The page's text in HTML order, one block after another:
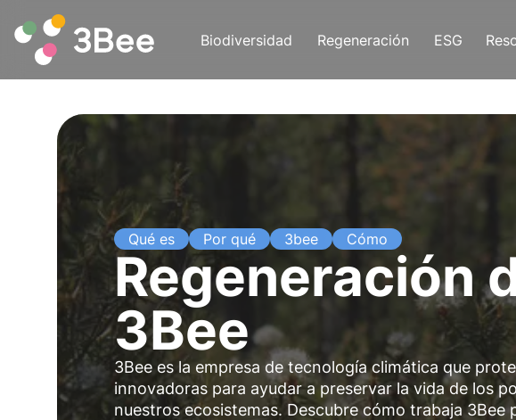
Biodiversidad Regeneración ESG
Qué es Por qué 3bee Cómo
Regeneración
3Bee
3Bee es la empresa de tecnología climática que
innovadoras para ayudar a preservar la vida de los
nuestros ecosistemas. Descubre cómo trabaja 3Bee